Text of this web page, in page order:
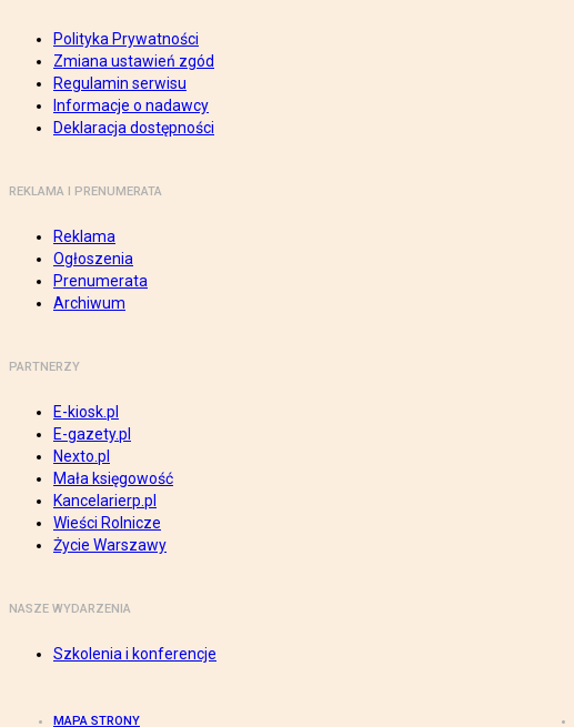
Polityka Prywatności
Zmiana ustawień zgód
Regulamin serwisu
Informacje o nadawcy
Deklaracja dostępności
REKLAMA I PRENUMERATA
Reklama
Ogłoszenia
Prenumerata
Archiwum
PARTNERZY
E-kiosk.pl
E-gazety.pl
Nexto.pl
Mała księgowość
Kancelarierp.pl
Wieści Rolnicze
Życie Warszawy
NASZE WYDARZENIA
Szkolenia i konferencje
MAPA STRONY